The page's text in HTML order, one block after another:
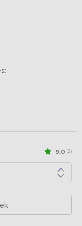
9,0 (2)